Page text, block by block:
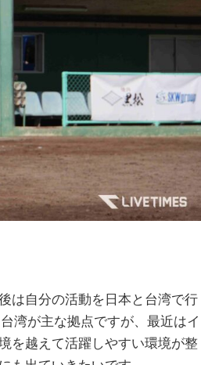
は自分の活動を日本と台湾で行
湾が主な拠点ですが、最近はイ
を越えて活躍しやすい環境が整